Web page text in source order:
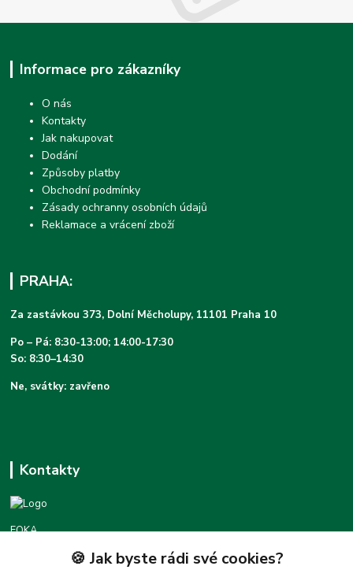
Informace pro zákazníky
O nás
Kontakty
Jak nakupovat
Dodání
Způsoby platby
Obchodní podmínky
Zásady ochranny osobních údajů
Reklamace a vrácení zboží
PRAHA:
Za zastávkou 373, Dolní Měcholupy, 11101 Praha 10
Po – Pá: 8:30-13:00; 14:00-17:30
So: 8:30–14:30
Ne, svátky: zavřeno
Kontakty
FOKA
Podpora foka.cz
🍪 Jak byste rádi své cookies?